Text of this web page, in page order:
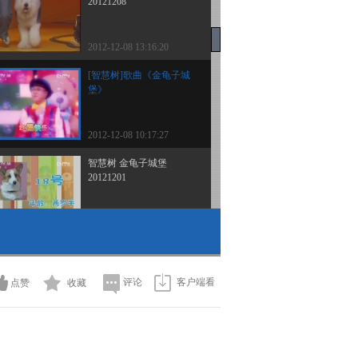
2012-12-08 13:16:20
[智慧树]歌曲《金龟子城
堡》
2012-12-08 10:17:27
智慧树 金龟子城堡
20121201
2012-11-24 09:36:59
点赞 收藏 评论 客户端看